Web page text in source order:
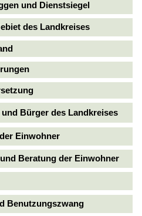
und Dienstsiegel
des Landkreises
Bürger des Landkreises
Einwohner
Beratung der Einwohner
Benutzungszwang